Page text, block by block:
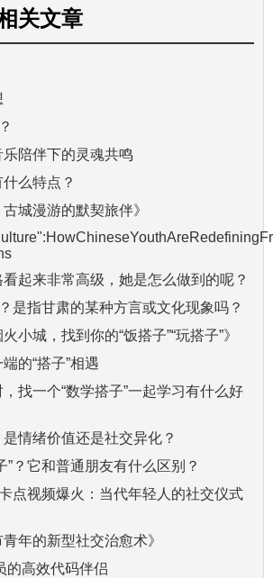
关文章
陪伴下的灵魂共鸣
么特点？
城漫游的默契旅伴》
起来非常高级，她是怎么做到的呢？
是指甘肃的某种方言或文化现象吗？
小城，找到你的“饭搭子”“玩搭子”》
的“搭子”相遇
找一个“数学搭子”一起学习有什么好
情绪价值还是社交异化？
”？它和普通朋友有什么区别？
卡点视频爆火：当代年轻人的社交仪式
年的新型社交治愈术》
的高效代码伴侣